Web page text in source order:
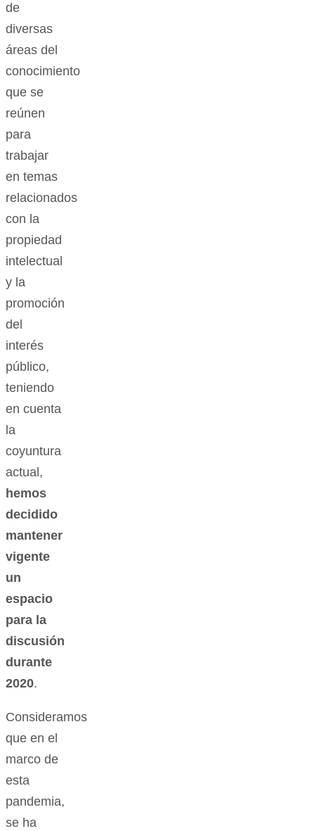
de
diversas
áreas del
conocimiento
que se
reúnen
para
trabajar
en temas
relacionados
con la
propiedad
intelectual
y la
promoción
del
interés
público,
teniendo
en cuenta
la
coyuntura
actual,
hemos
decidido
mantener
vigente
un
espacio
para la
discusión
durante
2020.
Consideramos
que en el
marco de
esta
pandemia,
se ha